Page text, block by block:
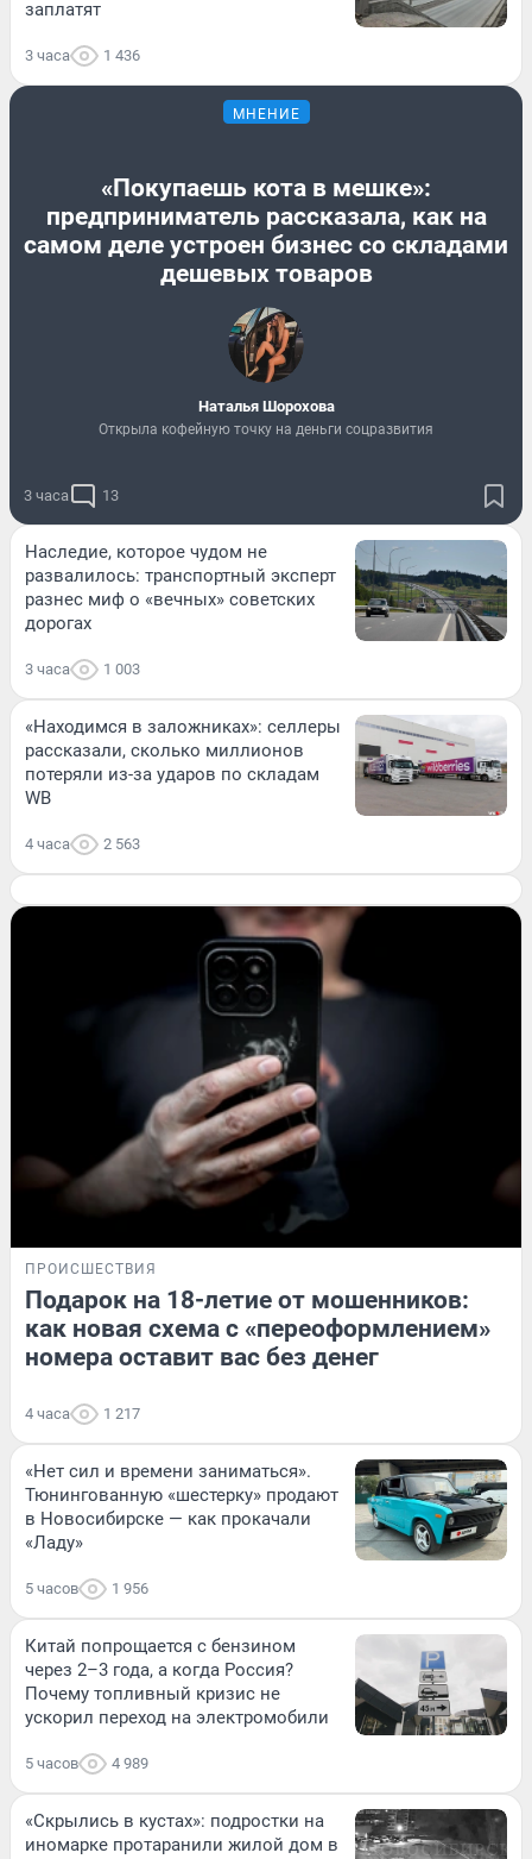
заплатят
3 часа 1 436
МНЕНИЕ
«Покупаешь кота в мешке»:
предприниматель рассказала, как на
самом деле устроен бизнес со складами
дешевых товаров
Наталья Шорохова
Открыла кофейную точку на деньги соцразвития
3 часа 13
Наследие, которое чудом не
развалилось: транспортный эксперт
разнес миф о «вечных» советских
дорогах
3 часа 1 003
«Находимся в заложниках»: селлеры
рассказали, сколько миллионов
потеряли из-за ударов по складам
WB
4 часа 2 563
ПРОИСШЕСТВИЯ
Подарок на 18-летие от мошенников:
как новая схема с «переоформлением»
номера оставит вас без денег
4 часа 1 217
«Нет сил и времени заниматься».
Тюнингованную «шестерку» продают
в Новосибирске — как прокачали
«Ладу»
5 часов 1 956
Китай попрощается с бензином
через 2–3 года, а когда Россия?
Почему топливный кризис не
ускорил переход на электромобили
5 часов 4 989
«Скрылись в кустах»: подростки на
иномарке протаранили жилой дом в